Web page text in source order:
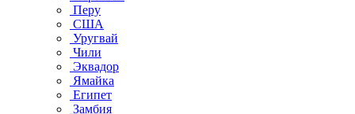
Перу
США
Уругвай
Чили
Эквадор
Ямайка
Египет
Замбия